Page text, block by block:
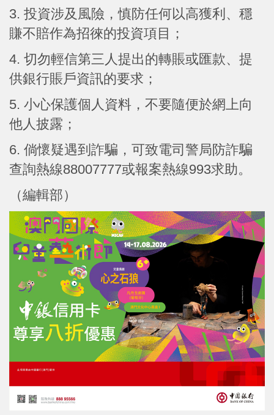
3. 投資涉及風險，慎防任何以高獲利、穩
賺不賠作為招徠的投資項目；
4. 切勿輕信第三人提出的轉賬或匯款、提
供銀行賬戶資訊的要求；
5. 小心保護個人資料，不要隨便於網上向
他人披露；
6. 倘懷疑遇到詐騙，可致電司警局防詐騙
查詢熱線88007777或報案熱線993求助。
（編輯部）